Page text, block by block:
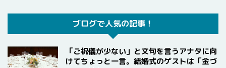
ブログで人気の記事！
「ご祝儀が少ない」と文句を言うアナタに向
けてちょっと一言。結婚式のゲストは「金づ